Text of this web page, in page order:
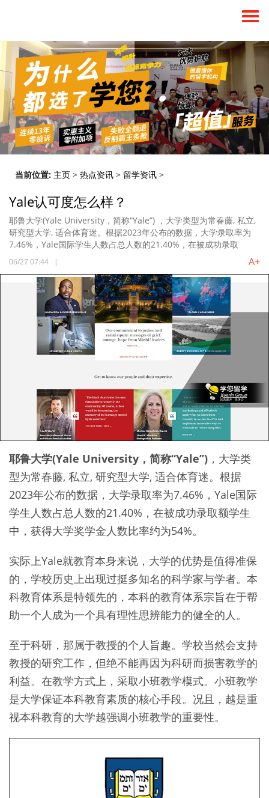
当前位置: 主页 > 热点资讯 > 留学资讯 >
Yale认可度怎么样？
耶鲁大学(Yale University，简称“Yale”) ，大学类型为常春藤, 私立,
研究型大学, 适合体育迷。根据2023年公布的数据，大学录取率为
7.46%，Yale国际学生人数占总人数的21.40%，在被成功录取
06/27 07:44 | A+
耶鲁大学(Yale University，简称“Yale”) ，大学类
型为常春藤, 私立, 研究型大学, 适合体育迷。根据
2023年公布的数据，大学录取率为7.46%，Yale国际
学生人数占总人数的21.40%，在被成功录取额学生
中，获得大学奖学金人数比率约为54%。
实际上Yale就教育本身来说，大学的优势是值得准保
的，学校历史上出现过挺多知名的科学家与学者。本
科教育体系是特领先的，本科的教育体系宗旨在于帮
助一个人成为一个具有理性思辨能力的健全的人。
至于科研，那属于教授的个人旨趣。学校当然会支持
教授的研究工作，但绝不能再因为科研而损害教学的
利益。在教学方式上，采取小班教学模式。小班教学
是大学保证本科教育素质的核心手段。况且，越是重
视本科教育的大学越强调小班教学的重要性。